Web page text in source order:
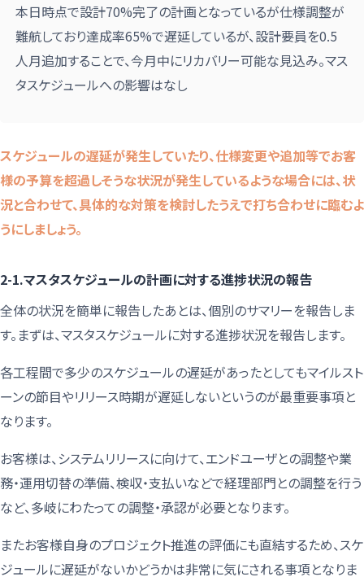
本日時点で設計70%完了の計画となっているが仕様調整が
難航しており達成率65%で遅延しているが、設計要員を0.5
人月追加することで、今月中にリカバリー可能な見込み。マス
タスケジュールへの影響はなし
スケジュールの遅延が発生していたり、仕様変更や追加等でお客
様の予算を超過しそうな状況が発生しているような場合には、状
況と合わせて、具体的な対策を検討したうえで打ち合わせに臨むよ
うにしましょう。
2-1.マスタスケジュールの計画に対する進捗状況の報告
全体の状況を簡単に報告したあとは、個別のサマリーを報告しま
す。まずは、マスタスケジュールに対する進捗状況を報告します。
各工程間で多少のスケジュールの遅延があったとしてもマイルスト
ーンの節目やリリース時期が遅延しないというのが最重要事項と
なります。
お客様は、システムリリースに向けて、エンドユーザとの調整や業
務・運用切替の準備、検収・支払いなどで経理部門との調整を行う
など、多岐にわたっての調整・承認が必要となります。
またお客様自身のプロジェクト推進の評価にも直結するため、スケ
ジュールに遅延がないかどうかは非常に気にされる事項となりま